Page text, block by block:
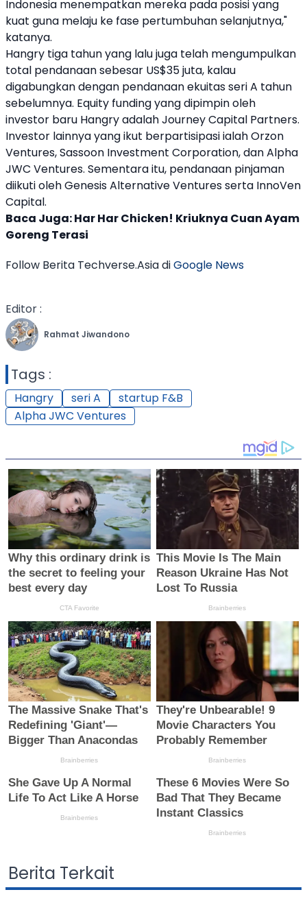
Indonesia menempatkan mereka pada posisi yang
kuat guna melaju ke fase pertumbuhan selanjutnya,"
katanya.
Hangry tiga tahun yang lalu juga telah mengumpulkan
total pendanaan sebesar US$35 juta, kalau
digabungkan dengan pendanaan ekuitasseri A tahun
sebelumnya. Equity funding yang dipimpin oleh
investor baru Hangryadalah Journey Capital Partners.
Investor lainnya yang ikut berpartisipasi ialah Orzon
Ventures, Sassoon Investment Corporation, danAlpha
JWC Ventures. Sementara itu, pendanaan pinjaman
diikuti oleh Genesis Alternative Ventures serta InnoVen
Capital.
Baca Juga:Har Har Chicken! Kriuknya Cuan Ayam
Goreng Terasi
Follow Berita Techverse.Asia diGoogle News
Editor :
Rahmat Jiwandono
Tags :
Hangry seri A
startup F&B
Alpha JWC Ventures
Berita Terkait